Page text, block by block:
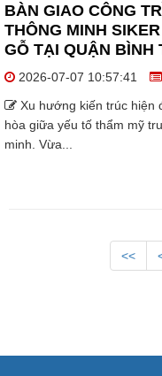
BÀN GIAO CÔNG
THÔNG MINH
GỖ TẠI QUẬN BÌNH
2026-07-07 10:57:41
Xu hướng kiến trúc hiện
hòa giữa yếu tố thẩm mỹ
minh. Vừa...
<<